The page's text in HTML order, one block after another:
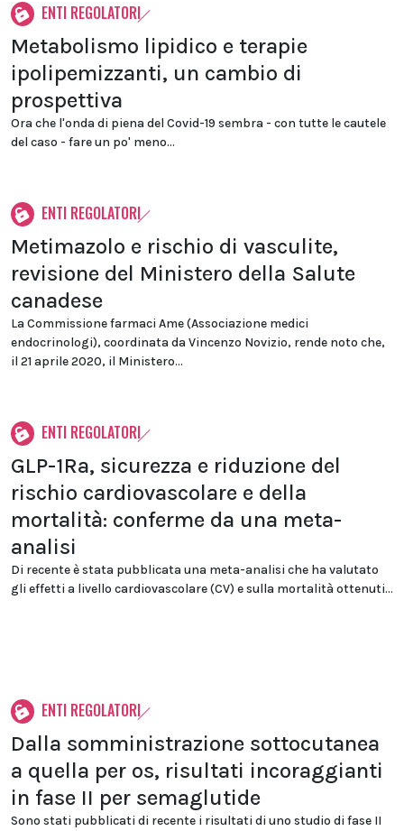
ENTI REGOLATORI
Metabolismo lipidico e terapie
ipolipemizzanti, un cambio di
prospettiva
Ora che l'onda di piena del Covid-19 sembra - con tutte le cautele
del caso - fare un po' meno...
ENTI REGOLATORI
Metimazolo e rischio di vasculite,
revisione del Ministero della Salute
canadese
La Commissione farmaci Ame (Associazione medici
endocrinologi), coordinata da Vincenzo Novizio, rende noto che,
il 21 aprile 2020, il Ministero...
ENTI REGOLATORI
GLP-1Ra, sicurezza e riduzione del
rischio cardiovascolare e della
mortalità: conferme da una meta-
analisi
Di recente è stata pubblicata una meta-analisi che ha valutato
gli effetti a livello cardiovascolare (CV) e sulla mortalità ottenuti...
ENTI REGOLATORI
Dalla somministrazione sottocutanea
a quella per os, risultati incoraggianti
in fase II per semaglutide
Sono stati pubblicati di recente i risultati di uno studio di fase II